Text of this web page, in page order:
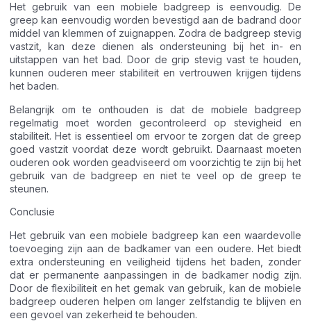
Het gebruik van een mobiele badgreep is eenvoudig. De
greep kan eenvoudig worden bevestigd aan de badrand door
middel van klemmen of zuignappen. Zodra de badgreep stevig
vastzit, kan deze dienen als ondersteuning bij het in- en
uitstappen van het bad. Door de grip stevig vast te houden,
kunnen ouderen meer stabiliteit en vertrouwen krijgen tijdens
het baden.
Belangrijk om te onthouden is dat de mobiele badgreep
regelmatig moet worden gecontroleerd op stevigheid en
stabiliteit. Het is essentieel om ervoor te zorgen dat de greep
goed vastzit voordat deze wordt gebruikt. Daarnaast moeten
ouderen ook worden geadviseerd om voorzichtig te zijn bij het
gebruik van de badgreep en niet te veel op de greep te
steunen.
Conclusie
Het gebruik van een mobiele badgreep kan een waardevolle
toevoeging zijn aan de badkamer van een oudere. Het biedt
extra ondersteuning en veiligheid tijdens het baden, zonder
dat er permanente aanpassingen in de badkamer nodig zijn.
Door de flexibiliteit en het gemak van gebruik, kan de mobiele
badgreep ouderen helpen om langer zelfstandig te blijven en
een gevoel van zekerheid te behouden.